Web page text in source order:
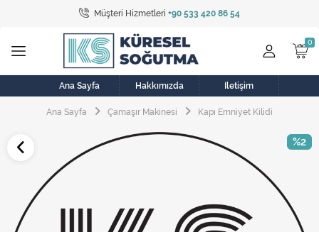
Müşteri Hizmetleri +90 533 420 86 54
Tüm Kategoriler
Bulaşık Makinesi
Buzdolabı
Çamaşır Kurutma Makinesi
Elektrikli Aksamlar
Ana Sayfa Hakkımızda İletişim
Ana Sayfa Çamaşır Makinesi Kapı Emniyet Kilidi
%2